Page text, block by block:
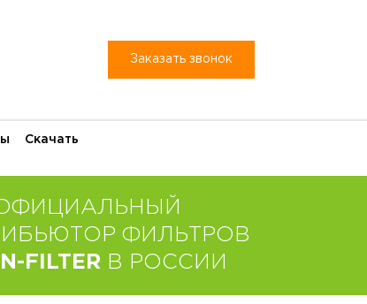
Заказать звонок
Скачать
ФИЛЬТРОВ
FILTER В РОССИИ